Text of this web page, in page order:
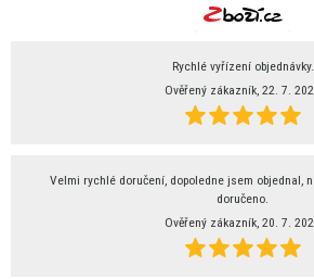
Rychlé vyřízení objednávky.
Ověřený zákazník, 22. 7.
Velmi rychlé doručení, dopoledne jsem objednal,
doručeno.
Ověřený zákazník, 20. 7.